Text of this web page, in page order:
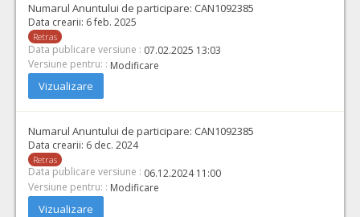
Numarul Anuntului de participare: CAN1092385
Data crearii: 6 feb. 2025
Retras
Data publicare versiune : 07.02.2025 13:03
Versiune pentru: : Modificare
Vizualizare
Numarul Anuntului de participare: CAN1092385
Data crearii: 6 dec. 2024
Retras
Data publicare versiune : 06.12.2024 11:00
Versiune pentru: : Modificare
Vizualizare